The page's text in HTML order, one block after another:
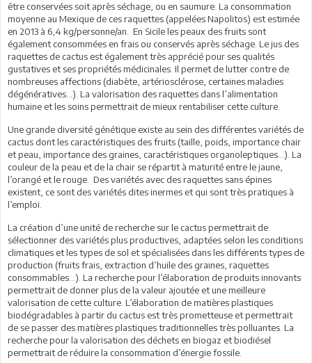
être conservées soit après séchage, ou en saumure. La consommation
moyenne au Mexique de ces raquettes (appelées Napolitos) est estimée
en 2013 à 6,4 kg/personne/an. En Sicile les peaux des fruits sont
également consommées en frais ou conservés après séchage. Le jus des
raquettes de cactus est également très apprécié pour ses qualités
gustatives et ses propriétés médicinales. Il permet de lutter contre de
nombreuses affections (diabète, artériosclérose, certaines maladies
dégénératives…). La valorisation des raquettes dans l’alimentation
humaine et les soins permettrait de mieux rentabiliser cette culture.
Une grande diversité génétique existe au sein des différentes variétés de
cactus dont les caractéristiques des fruits (taille, poids, importance chair
et peau, importance des graines, caractéristiques organoleptiques…). La
couleur de la peau et de la chair se répartit à maturité entre le jaune,
l’orangé et le rouge. Des variétés avec des raquettes sans épines
existent, ce sont des variétés dites inermes et qui sont très pratiques à
l’emploi.
La création d’une unité de recherche sur le cactus permettrait de
sélectionner des variétés plus productives, adaptées selon les conditions
climatiques et les types de sol et spécialisées dans les différents types de
production (fruits frais, extraction d’huile des graines, raquettes
consommables…). La recherche pour l’élaboration de produits innovants
permettrait de donner plus de la valeur ajoutée et une meilleure
valorisation de cette culture. L’élaboration de matières plastiques
biodégradables à partir du cactus est très prometteuse et permettrait
de se passer des matières plastiques traditionnelles très polluantes. La
recherche pour la valorisation des déchets en biogaz et biodiésel
permettrait de réduire la consommation d’énergie fossile.